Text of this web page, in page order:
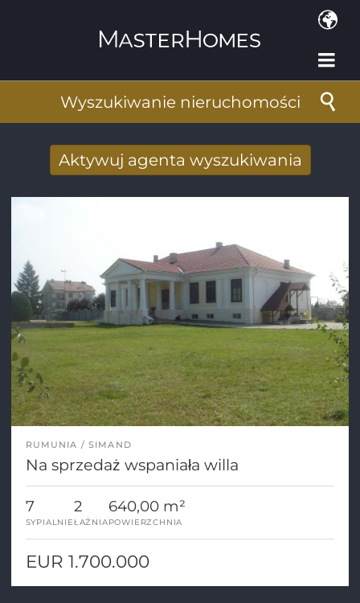
Wyszukiwanie nieruchomości
Aktywuj agenta wyszukiwania
drogą mailową
Adres e-mail*
RUMUNIA SIMAND
Na sprzedaż wspaniała willa
7
SYPIALNIE
2
ŁAŹNIA
640,00 m²
POWIERZCHNIA
EUR 1.700.000